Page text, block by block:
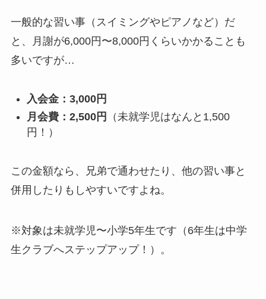
一般的な習い事（スイミングやピアノなど）だ
と、月謝が6,000円〜8,000円くらいかかることも
多いですが…
入会金：3,000円
月会費：2,500円
（未就学児はなんと1,500
円！）
この金額なら、兄弟で通わせたり、他の習い事と
併用したりもしやすいですよね。
※対象は未就学児〜小学5年生です（6年生は中学
生クラブへステップアップ！）。